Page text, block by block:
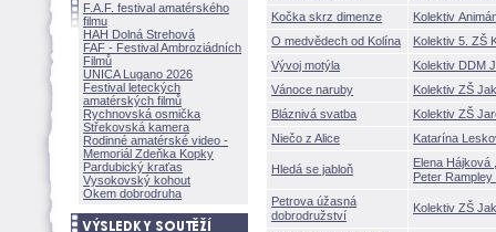
F.A.F. festival amatérského
filmu
HAH Dolná Strehov
FAF - Festival Ambroziádních
Filmů
UNICA Lugano 2026
Festival leteckých
amatérských filmů
Rychnovská osmička
Střekovská kamera
Rodinné amatérské video -
Memoriál Zdeňka Kopky
Pardubický kraťas
Vysokovský kohout
Okem dobrodruha
Kočka skrz dimenze
Kolektiv
O medvědech od Kolína
Kolektiv 5. ZŠ
Vývoj motýla
Kolektiv DDM
Vánoce naruby
Kolektiv ZŠ
Bláznivá svatba
Kolektiv ZŠ
Niečo z Alice
Katarína
Hledá se jabloň Elena Hájkov
Peter Rampley
Petrova úžasn
dobrodružství
Kolektiv ZŠ